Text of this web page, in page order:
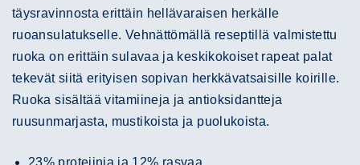
täysravinnosta erittäin hellävaraisen herkälle
ruoansulatukselle. Vehnättömällä reseptillä valmistettu
ruoka on erittäin sulavaa ja keskikokoiset rapeat palat
tekevät siitä erityisen sopivan herkkävatsaisille koirille.
Ruoka sisältää vitamiineja ja antioksidantteja
ruusunmarjasta, mustikoista ja puolukoista.